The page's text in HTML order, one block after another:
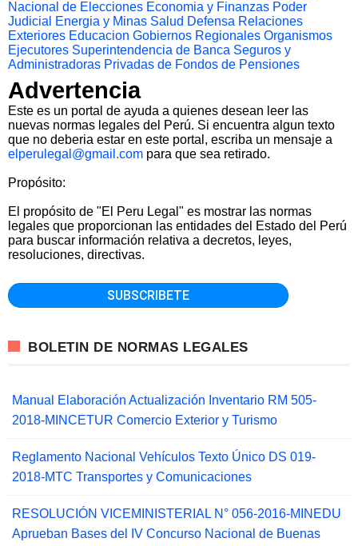
Nacional de Elecciones Economia y Finanzas Poder
Judicial
Energia y Minas Salud Defensa Relaciones
Exteriores Educacion Gobiernos Regionales Organismos
Ejecutores Superintendencia de Banca Seguros y
Administradoras Privadas de Fondos de Pensiones
Advertencia
Este es un portal de ayuda a quienes desean leer las
nuevas normas legales del Perú. Si encuentra algun texto
que no deberia estar en este portal, escriba un mensaje a
elperulegal@gmail.com para que sea retirado.
Propósito:
El propósito de "El Peru Legal" es mostrar las normas
legales que proporcionan las entidades del Estado del Perú
para buscar información relativa a decretos, leyes,
resoluciones, directivas.
BOLETIN DE NORMAS LEGALES
Manual Elaboración Actualización Inventario RM 505-
2018-MINCETUR Comercio Exterior y Turismo
Reglamento Nacional Vehículos Texto Único DS 019-
2018-MTC Transportes y Comunicaciones
RESOLUCIÓN VICEMINISTERIAL N° 056-2016-MINEDU
Aprueban Bases del IV Concurso Nacional de Buenas